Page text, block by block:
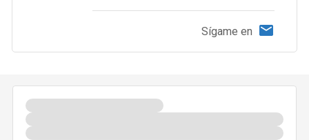
Sígame en